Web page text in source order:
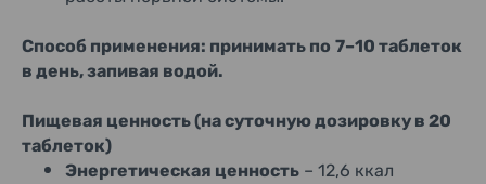
Способ применения: принимать по 7–10 таблеток
в день, запивая водой.
Пищевая ценность (на суточную дозировку в 20
таблеток)
Энергетическая ценность – 12,6 ккал